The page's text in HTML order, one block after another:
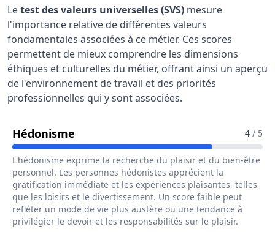
Letest des valeurs universelles (SVS) mesure
l'importance relative de différentes valeurs
fondamentales associées à ce métier. Ces scores
permettent de mieux comprendre les dimensions
éthiques et culturelles du métier, offrant ainsi un aperçu
de l'environnement de travail et des priorités
professionnelles qui y sont associées.
Hédonisme Pour Le Métier De Chef Habilleur /
4 / 5
L'hédonisme exprime la recherche du plaisir et du bien-être
personnel. Les personnes hédonistes apprécient la
gratification immédiate et les expériences plaisantes, telles
que les loisirs et le divertissement. Un score faible peut
refléter un mode de vie plus austère ou une tendance à
privilégier le devoir et les responsabilités sur le plaisir.